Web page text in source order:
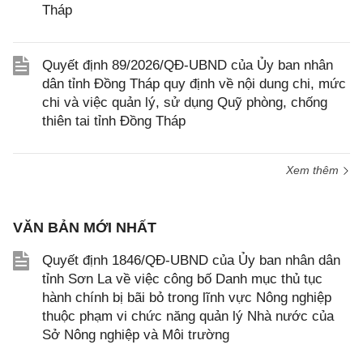
Tháp
Quyết định 89/2026/QĐ-UBND của Ủy ban nhân
dân tỉnh Đồng Tháp quy định về nội dung chi, mức
chi và việc quản lý, sử dụng Quỹ phòng, chống
thiên tai tỉnh Đồng Tháp
Xem thêm
VĂN BẢN MỚI NHẤT
Quyết định 1846/QĐ-UBND của Ủy ban nhân dân
tỉnh Sơn La về việc công bố Danh mục thủ tục
hành chính bị bãi bỏ trong lĩnh vực Nông nghiệp
thuộc phạm vi chức năng quản lý Nhà nước của
Sở Nông nghiệp và Môi trường